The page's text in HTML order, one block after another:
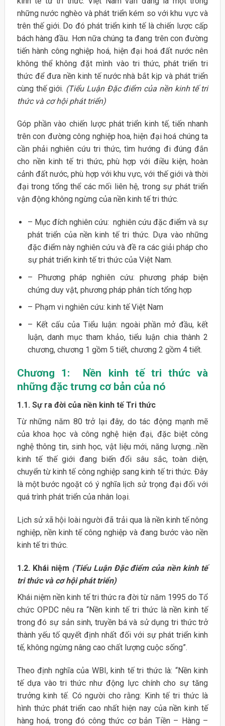
những nước nghèo và phát triển kém so với khu vực và
trên thế giới. Do đó phát triển kinh tế là chiến lược cấp
bách hàng đầu. Hơn nữa chúng ta đang trên con đường
tiến hành công nghiệp hoá, hiện đại hoá đất nước nên
không thể không đặt mình vào tri thức, phát triển tri
thức để đưa nền kinh tế nước nhà bắt kịp và phát triển
cùng thế giới. (Tiểu Luận Đặc điểm của nền kinh tế tri
thức và cơ hội phát triển)
Góp phần vào chiến lược phát triển kinh tế, tiến nhanh
trên con đường công nghiệp hoa, hiện đại hoá chúng ta
cần phải nghiên cứu tri thức, tìm hướng đi đúng đắn
cho nền kinh tế tri thức, phù hợp với điều kiện, hoàn
cảnh đất nước, phù hợp với khu vực, với thế giới và thời
đại trong tổng thể các mối liên hệ, trong sự phát triển
vận động không ngừng của nền kinh tế tri thức.
– Mục đích nghiên cứu: nghiên cứu đặc điểm và sự
phát triển của nền kinh tế tri thức. Dựa vào những
đặc điểm này nghiên cứu và đề ra các giải pháp cho
sự phát triển kinh tế tri thức của Việt Nam.
– Phương pháp nghiên cứu: phương pháp biện
chứng duy vật, phương pháp phân tích tổng hợp
– Phạm vi nghiên cứu: kinh tế Việt Nam
– Kết cấu của Tiểu luận: ngoài phần mở đầu, kết
luận, danh mục tham khảo, tiểu luận chia thành 2
chương, chương 1 gồm 5 tiết, chương 2 gồm 4 tiết.
Chương 1: Nền kinh tế tri thức và
những đặc trưng cơ bản của nó
1.1. Sự ra đời của nền kinh tế Tri thức
Từ những năm 80 trở lại đây, do tác động mạnh mẽ
của khoa học và công nghệ hiện đại, đặc biệt công
nghệ thông tin, sinh học, vật liệu mới, năng lượng…nền
kinh tế thế giới đang biến đổi sâu sắc, toàn diện,
chuyển từ kinh tế công nghiệp sang kinh tế tri thức. Đây
là một bước ngoặt có ý nghĩa lịch sử trọng đại đối với
quá trình phát triển của nhân loại.
Lịch sử xã hội loài người đã trải qua là nền kinh tế nông
nghiệp, nền kinh tế công nghiệp và đang bước vào nền
kinh tế tri thức.
1.2. Khái niệm (Tiểu Luận Đặc điểm của nền kinh tế
tri thức và cơ hội phát triển)
Khái niệm nền kinh tế tri thức ra đời từ năm 1995 do Tổ
chức OPDC nêu ra “Nền kinh tế tri thức là nền kinh tế
trong đó sự sản sinh, truyền bá và sử dụng tri thức trở
thành yếu tố quyết định nhất đối với sự phát triển kinh
tế, không ngừng nâng cao chất lượng cuộc sống”.
Theo định nghĩa của WBI, kinh tế tri thức là: “Nền kinh
tế dựa vào tri thức như động lực chính cho sự tăng
trưởng kinh tế. Có người cho rằng: Kinh tế tri thức là
hình thức phát triển cao nhất hiện nay của nền kinh tế
hàng hoá, trong đó công thức cơ bản Tiền – Hàng –